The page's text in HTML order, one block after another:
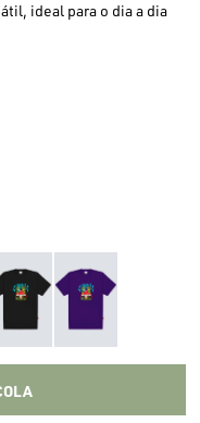
ideal para o dia a dia